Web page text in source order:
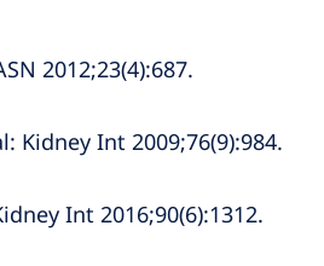
2012;23(4):687.
Kidney Int 2009;76(9):984.
Int 2016;90(6):1312.